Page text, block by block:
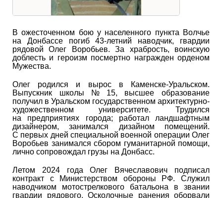
В ожесточенном бою у населенного пункта Волчье
на Донбассе погиб 43-летний наводчик, гвардии
рядовой Олег Воробьев. За храбрость, воинскую
доблесть и героизм посмертно награжден орденом
Мужества.
Олег родился и вырос в Каменске-Уральском.
Выпускник школы № 15, высшее образование
получил в Уральском государственном архитектурно-
художественном университете. Трудился
на предприятиях города; работал ландшафтным
дизайнером, занимался дизайном помещений.
С первых дней специальной военной операции Олег
Воробьев занимался сбором гуманитарной помощи,
лично сопровождал грузы на Донбасс.
Летом 2024 года Олег Вячеславович подписал
контракт с Министерством обороны РФ. Служил
наводчиком мотострелкового батальона в звании
гвардии рядового. Осколочные ранения оборвали